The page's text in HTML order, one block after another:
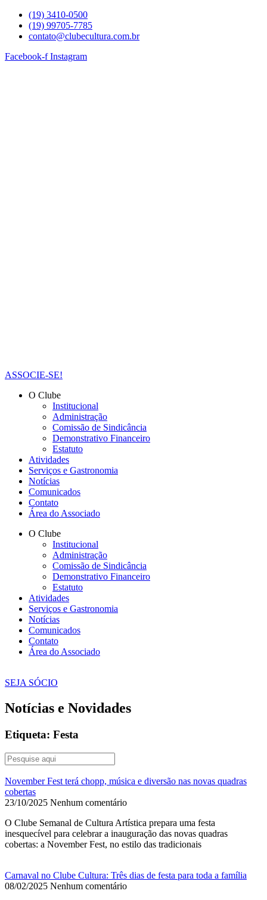
para
(19) 3410-0500
(19) 99705-7785
contato@clubecultura.com.br
Facebook-f Instagram
ASSOCIE-SE!
O Clube
Institucional
Administração
Comissão de Sindicância
Demonstrativo Financeiro
Estatuto
Atividades
Serviços e Gastronomia
Notícias
Comunicados
Contato
Área do Associado
O Clube
Institucional
Administração
Comissão de Sindicância
Demonstrativo Financeiro
Estatuto
Atividades
Serviços e Gastronomia
Notícias
Comunicados
Contato
Área do Associado
SEJA SÓCIO
Notícias e Novidades
Etiqueta: Festa
November Fest terá chopp, música e diversão nas novas quadras
cobertas
23/10/2025 Nenhum comentário
O Clube Semanal de Cultura Artística prepara uma festa
inesquecível para celebrar a inauguração das novas quadras
cobertas: a November Fest, no estilo das tradicionais
Carnaval no Clube Cultura: Três dias de festa para toda a família
08/02/2025 Nenhum comentário